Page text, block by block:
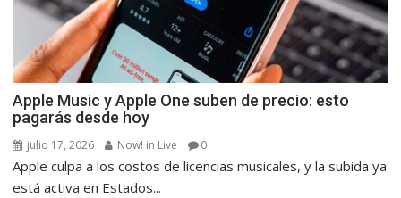
Apple Music y Apple One suben de precio: esto
pagarás desde hoy
julio 17, 2026 Now! in Live 0
Apple culpa a los costos de licencias musicales, y la subida ya
está activa en Estados...